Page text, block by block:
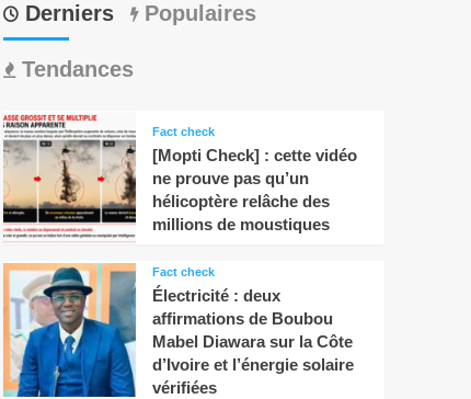
Derniers Populaires
Tendances
Fact check
[Mopti Check] : cette vidéo
ne prouve pas qu’un
hélicoptère relâche des
millions de moustiques
Fact check
Électricité : deux
affirmations de Boubou
Mabel Diawara sur la Côte
d’Ivoire et l’énergie solaire
vérifiées